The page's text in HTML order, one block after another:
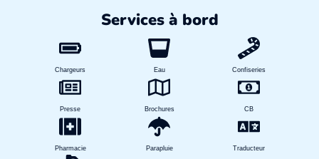
Services à bord
Chargeurs Eau Confiseries
Presse Brochures CB
Pharmacie Parapluie Traducteur